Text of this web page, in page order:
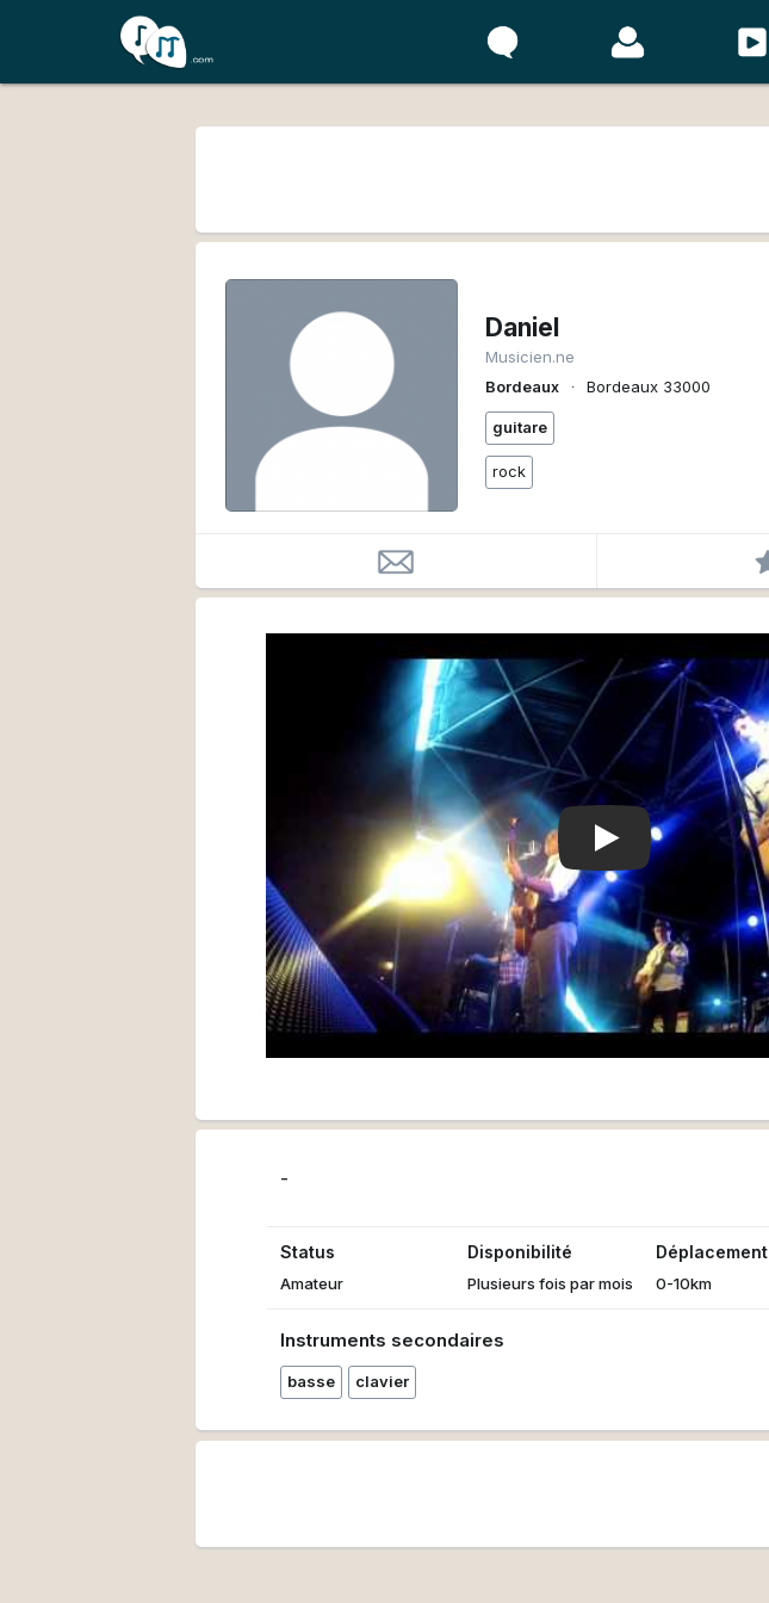
Daniel
Musicien.ne
Bordeaux
∙ Bordeaux 33000
guitare
rock
-
Status
Amateur
Disponibilité
Plusieurs fois par mois
Déplacement
0-10km
Instruments secondaires
basse clavier